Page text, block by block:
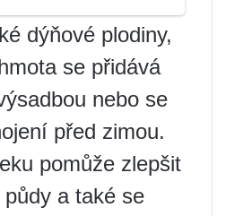
dýňové plodiny,
se přidává
nebo se
před zimou.
pomůže zlepšit
a také se